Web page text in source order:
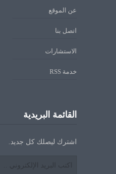
عن الموقع
اتصل بنا
الاستشارات
خدمة RSS
القائمة البريدية
اشترك ليصلك كل جديد.